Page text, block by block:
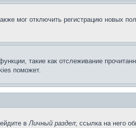
мог отключить регистрацию новых
такие как отслеживание
поможет.
вЛичный раздел; ссылка на него